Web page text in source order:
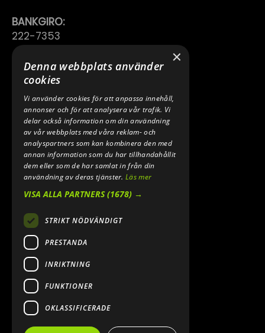
BANKGIRO:
222-7353
TELEFON:
0640 200 50
E-POST:
INFO@SPEEDSHOPEN.SE
ÅNGRA MITT KÖP
2026. ALL RIGHTS RESERVED.
POWERED BY EMPORI CMS
×
Denna webbplats använder
cookies
Vi använder cookies för att anpassa innehåll,
annonser och för att analysera vår trafik. Vi
delar också information om din användning
av vår webbplats med våra reklam- och
analyspartners som kan kombinera den med
annan information som du har tillhandahållit
dem eller som de har samlat in från din
användning av deras tjänster.Läs mer
VISA ALLA PARTNERS(1678) →
STRIKT NÖDVÄNDIGT
PRESTANDA
INRIKTNING
FUNKTIONER
OKLASSIFICERADE